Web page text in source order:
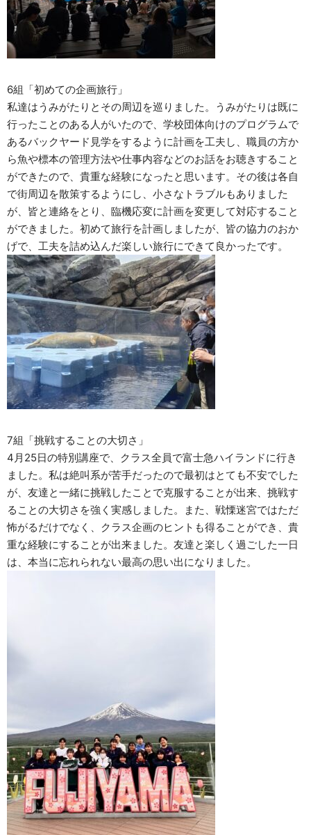
6組「初めての企画旅行」
私達はうみがたりとその周辺を巡りました。うみがたりは既に
行ったことのある人がいたので、学校団体向けのプログラムで
あるバックヤード見学をするように計画を工夫し、職員の方か
ら魚や標本の管理方法や仕事内容などのお話をお聴きすること
ができたので、貴重な経験になったと思います。その後は各自
で街周辺を散策するようにし、小さなトラブルもありました
が、皆と連絡をとり、臨機応変に計画を変更して対応すること
ができました。初めて旅行を計画しましたが、皆の協力のおか
げで、工夫を詰め込んだ楽しい旅行にできて良かったです。
7組「挑戦することの大切さ」
4月25日の特別講座で、クラス全員で富士急ハイランドに行き
ました。私は絶叫系が苦手だったので最初はとても不安でした
が、友達と一緒に挑戦したことで克服することが出来、挑戦す
ることの大切さを強く実感しました。また、戦慄迷宮ではただ
怖がるだけでなく、クラス企画のヒントも得ることができ、貴
重な経験にすることが出来ました。友達と楽しく過ごした一日
は、本当に忘れられない最高の思い出になりました。